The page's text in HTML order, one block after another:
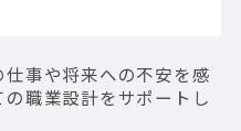
事や将来への不安を感
職業設計をサポートし